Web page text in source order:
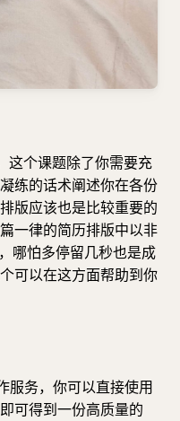
这个课题除了你需要充
练的话术阐述你在各份
版应该也是比较重要的
一律的简历排版中以非
哪怕多停留几秒也是成
可以在这方面帮助到你
服务，你可以直接使用
可得到一份高质量的